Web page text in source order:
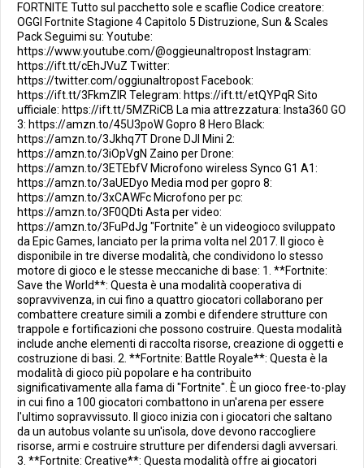
FORTNITE Tutto sul pacchetto sole e scaflie Codice creatore:
OGGI Fortnite Stagione 4 Capitolo 5 Distruzione, Sun & Scales
Pack Seguimi su: Youtube:
https://www.youtube.com/@oggieunaltropost Instagram:
https://ift.tt/cEhJVuZ Twitter:
https://twitter.com/oggiunaltropost Facebook:
https://ift.tt/3FkmZIR Telegram: https://ift.tt/etQYPqR Sito
ufficiale: https://ift.tt/5MZRiCB La mia attrezzatura: Insta360 GO
3: https://amzn.to/45U3poW Gopro 8 Hero Black:
https://amzn.to/3Jkhq7T Drone DJI Mini 2:
https://amzn.to/3iOpVgN Zaino per Drone:
https://amzn.to/3ETEbfV Microfono wireless Synco G1 A1:
https://amzn.to/3aUEDyo Media mod per gopro 8:
https://amzn.to/3xCAWFc Microfono per pc:
https://amzn.to/3F0QDti Asta per video:
https://amzn.to/3FuPdJg "Fortnite" è un videogioco sviluppato
da Epic Games, lanciato per la prima volta nel 2017. Il gioco è
disponibile in tre diverse modalità, che condividono lo stesso
motore di gioco e le stesse meccaniche di base: 1. **Fortnite:
Save the World**: Questa è una modalità cooperativa di
sopravvivenza, in cui fino a quattro giocatori collaborano per
combattere creature simili a zombi e difendere strutture con
trappole e fortificazioni che possono costruire. Questa modalità
include anche elementi di raccolta risorse, creazione di oggetti e
costruzione di basi. 2. **Fortnite: Battle Royale**: Questa è la
modalità di gioco più popolare e ha contribuito
significativamente alla fama di "Fortnite". È un gioco free-to-play
in cui fino a 100 giocatori combattono in un'arena per essere
l'ultimo sopravvissuto. Il gioco inizia con i giocatori che saltano
da un autobus volante su un'isola, dove devono raccogliere
risorse, armi e costruire strutture per difendersi dagli avversari.
3. **Fortnite: Creative**: Questa modalità offre ai giocatori